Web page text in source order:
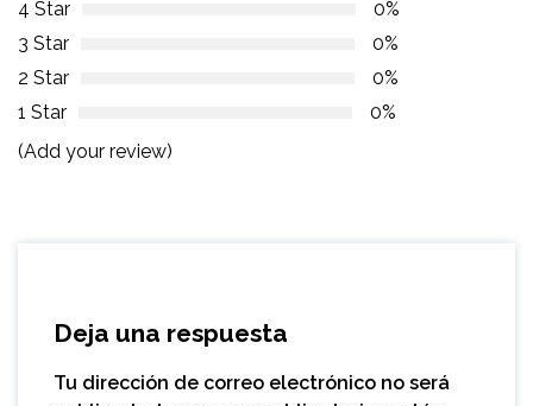
4 Star
0%
3 Star
0%
2 Star
0%
1 Star
0%
(Add your review)
Deja una respuesta
Tu dirección de correo electrónico no será